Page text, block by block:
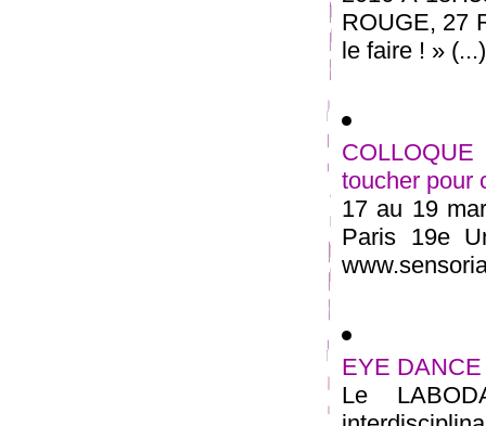
ROUGE, 27
le faire ! » (...)
toucher pour
17 au 19
Paris 19e
EYE DANCE
Le